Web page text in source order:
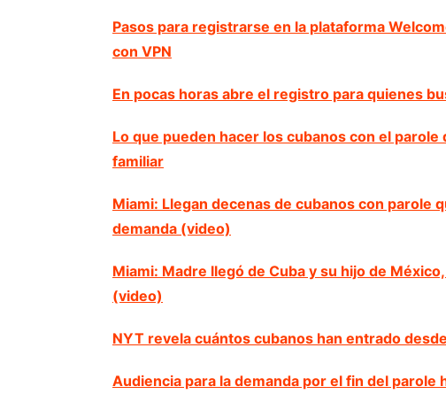
Pasos para registrarse en la plataforma
con VPN
En pocas horas abre el registro para quienes
Lo que pueden hacer los cubanos con el
familiar
Miami: Llegan decenas de cubanos con parole
demanda (video)
Miami: Madre llegó de Cuba y su hijo de
(video)
NYT revela cuántos cubanos han entrado
Audiencia para la demanda por el fin del